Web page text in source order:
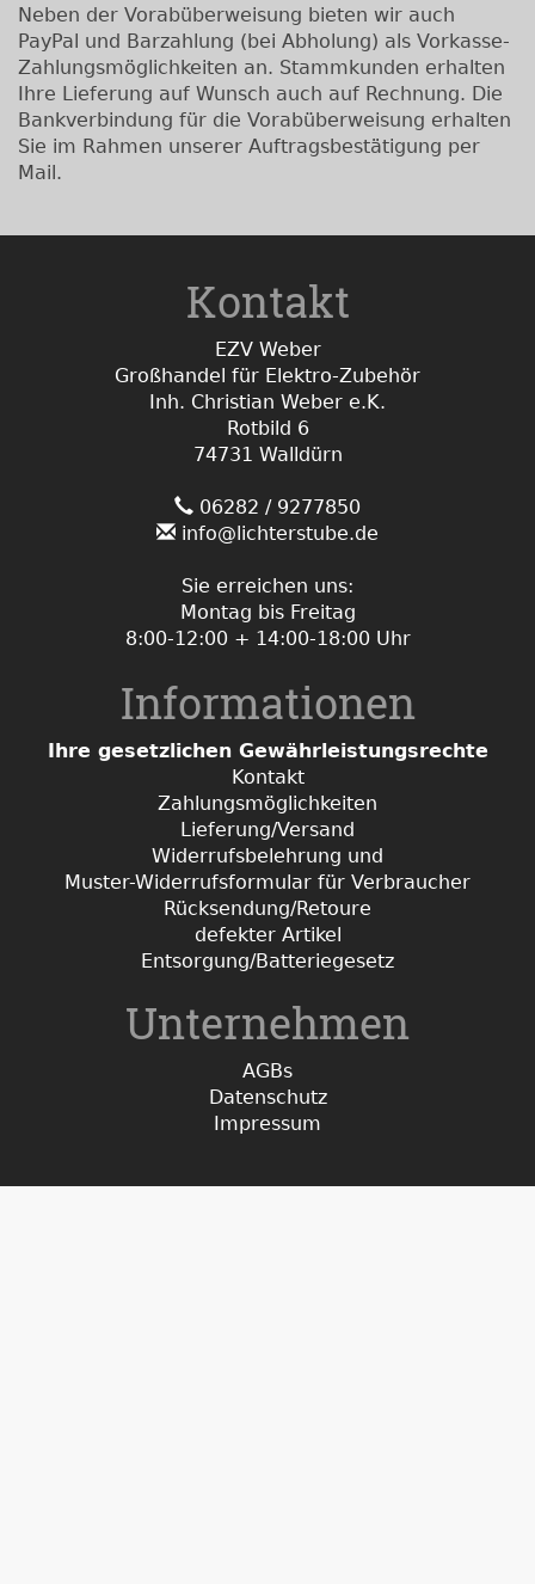
Neben der Vorabüberweisung bieten wir auch
PayPal und Barzahlung (bei Abholung) als Vorkasse-
Zahlungsmöglichkeiten an. Stammkunden erhalten
Ihre Lieferung auf Wunsch auch auf Rechnung. Die
Bankverbindung für die Vorabüberweisung erhalten
Sie im Rahmen unserer Auftragsbestätigung per
Mail.
Kontakt
EZV Weber
Großhandel für Elektro-Zubehör
Inh. Christian Weber e.K.
Rotbild 6
74731 Walldürn
06282 / 9277850
info@lichterstube.de
Sie erreichen uns:
Montag bis Freitag
8:00-12:00 + 14:00-18:00 Uhr
Informationen
Ihre gesetzlichen Gewährleistungsrechte
Kontakt
Zahlungsmöglichkeiten
Lieferung/Versand
Widerrufsbelehrung und
Muster-Widerrufsformular für Verbraucher
Rücksendung/Retoure
defekter Artikel
Entsorgung/Batteriegesetz
Unternehmen
AGBs
Datenschutz
Impressum